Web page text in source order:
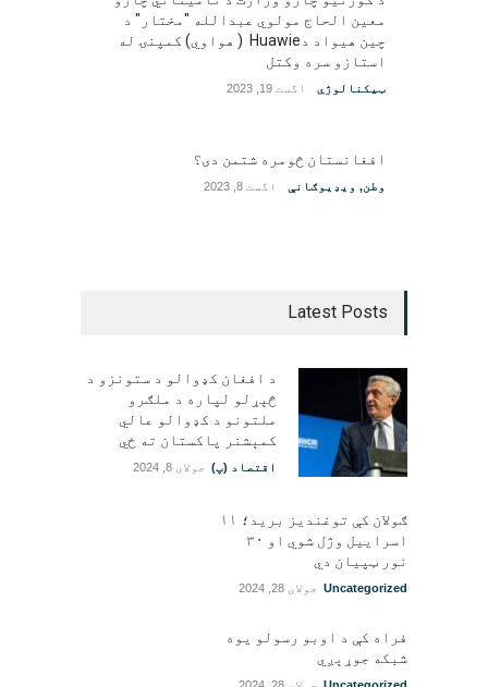
معین الحاج مولوي عبدالله "مختار" د
چین هیواد دHuawie ( هواوي) کمپنۍ له
استازو سره وکتل
ټیکنالوژي اگست 19, 2023
افغانستان څومره شتمن دی؟
وطن, ویډیوګانې اگست 8, 2023
Latest Posts
د افغان کډوالو د ستونزو د
څېړلو لپاره د ملګرو
ملتونو د کډوالو عالي
کمېشنر پاکستان ته ځي
اقتصاد (پ) جولای 8, 2024
ګولان کې توغندیز برید؛ ۱۱
اسراییل وژل شوي او ۳۰
نور ټپيان دي
Uncategorized جولای 28, 2024
فراه کې د اوبو رسولو یوه
شبکه جوړېږي